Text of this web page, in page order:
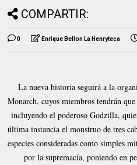
COMPARTIR:
0 Enrique Bellon La Henryteca
La nueva historia seguirá a la
Monarch, cuyos miembros tendrán
incluyendo el poderoso Godzilla,
última instancia el monstruo de tres
especies consideradas como simples
por la supremacía, poniendo en